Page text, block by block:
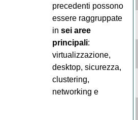
precedenti possono
essere raggruppate
in sei aree
principali:
virtualizzazione,
desktop, sicurezza,
clustering,
networking e